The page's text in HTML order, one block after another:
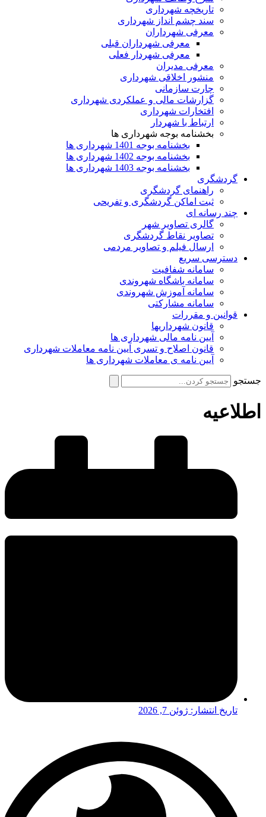
تاریخچه شهرداری
سند چشم انداز شهرداری
معرفی شهرداران
معرفی شهرداران قبلی
معرفی شهردار فعلی
معرفی مدیران
منشور اخلاقی شهرداری
چارت سازمانی
گزارشات مالی و عملکردی شهرداری
افتخارات شهرداری
ارتباط با شهردار
بخشنامه بوجه شهرداری ها
بخشنامه بوجه 1401 شهرداری ها
بخشنامه بوجه 1402 شهرداری ها
بخشنامه بوجه 1403 شهرداری ها
گردشگری
راهنمای گردشگری
ثبت اماکن گردشگری و تفریحی
چند رسانه ای
گالری تصاویر شهر
تصاویر نقاط گردشگری
ارسال فیلم و تصاویر مردمی
دسترسی سریع
سامانه شفافیت
سامانه باشگاه شهروندی
سامانه آموزش شهروندی
سامانه مشارکتی
قوانین و مقررات
قانون شهرداریها
آیین نامه مالی شهرداری ها
قانون اصلاح و تسری آیین نامه معاملات شهرداری
آیین نامه ی معاملات شهرداری ها
جستجو
اطلاعیه
تاریخ انتشار: ژوئن 7, 2026